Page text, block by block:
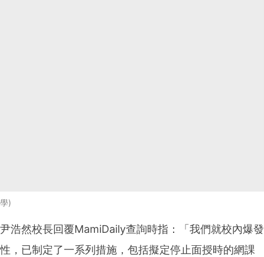
浩然校長回覆MamiDaily查詢時指：「我們就校內爆發
，已制定了一系列措施，包括擬定停止面授時的網課